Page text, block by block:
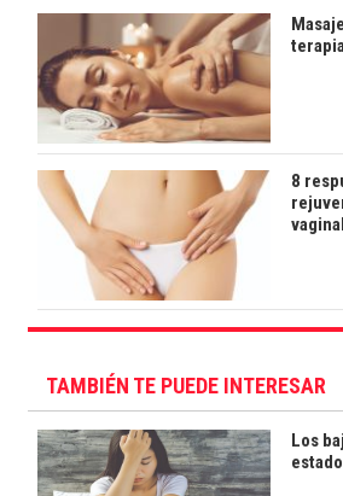
8
vaginal
TAMBIÉN TE PUEDE INTERESAR
Los